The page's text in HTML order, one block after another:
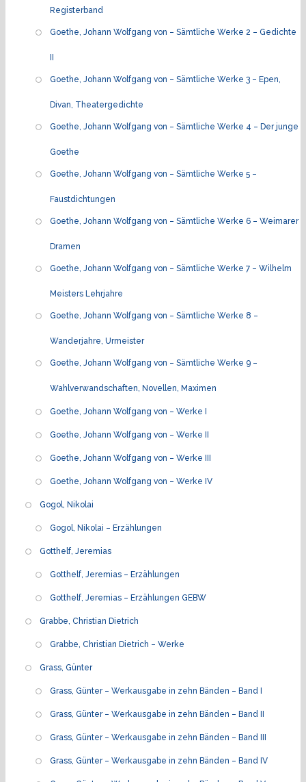
Registerband
Goethe, Johann Wolfgang von – Sämtliche Werke 2 – Gedichte
II
Goethe, Johann Wolfgang von – Sämtliche Werke 3 – Epen,
Divan, Theatergedichte
Goethe, Johann Wolfgang von – Sämtliche Werke 4 – Der junge
Goethe
Goethe, Johann Wolfgang von – Sämtliche Werke 5 –
Faustdichtungen
Goethe, Johann Wolfgang von – Sämtliche Werke 6 – Weimarer
Dramen
Goethe, Johann Wolfgang von – Sämtliche Werke 7 – Wilhelm
Meisters Lehrjahre
Goethe, Johann Wolfgang von – Sämtliche Werke 8 –
Wanderjahre, Urmeister
Goethe, Johann Wolfgang von – Sämtliche Werke 9 –
Wahlverwandschaften, Novellen, Maximen
Goethe, Johann Wolfgang von – Werke I
Goethe, Johann Wolfgang von – Werke II
Goethe, Johann Wolfgang von – Werke III
Goethe, Johann Wolfgang von – Werke IV
Gogol, Nikolai
Gogol, Nikolai – Erzählungen
Gotthelf, Jeremias
Gotthelf, Jeremias – Erzählungen
Gotthelf, Jeremias – Erzählungen GEBW
Grabbe, Christian Dietrich
Grabbe, Christian Dietrich – Werke
Grass, Günter
Grass, Günter – Werkausgabe in zehn Bänden – Band I
Grass, Günter – Werkausgabe in zehn Bänden – Band II
Grass, Günter – Werkausgabe in zehn Bänden – Band III
Grass, Günter – Werkausgabe in zehn Bänden – Band IV